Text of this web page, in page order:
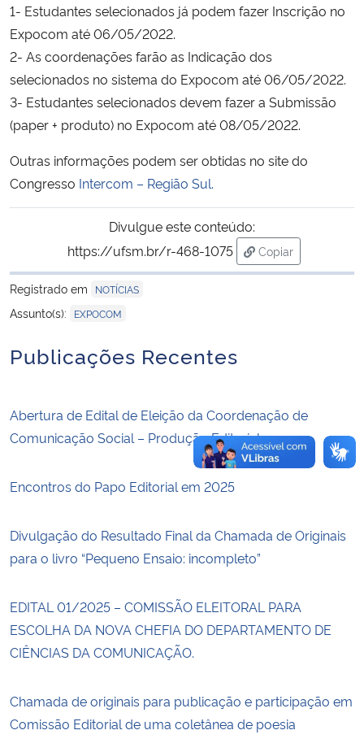
Ministério da Mulher, da Família e dos Direitos Humanos
Secretaria-Geral
Secretaria de Governo
Advocacia-Geral da União
Banco Central do Brasil
Planalto
1- Estudantes selecionados já podem fazer Inscrição no
Expocom até 06/05/2022.
2- As coordenações farão as Indicação dos
selecionados no sistema do Expocom até 06/05/2022.
3- Estudantes selecionados devem fazer a Submissão
(paper + produto) no Expocom até 08/05/2022.
Outras informações podem ser obtidas no site do
Congresso Intercom – Região Sul.
Divulgue este conteúdo:
https://ufsm.br/r-468-1075
Copiar
para área de
Registrado em
NOTÍCIAS
Assunto(s): EXPOCOM
Publicações Recentes
Abertura de Edital de Eleição da Coordenação de
Comunicação Social – Produção Editorial
Encontros do Papo Editorial em 2025
Divulgação do Resultado Final da Chamada de Originais
para o livro “Pequeno Ensaio: incompleto”
EDITAL 01/2025 – COMISSÃO ELEITORAL PARA
ESCOLHA DA NOVA CHEFIA DO DEPARTAMENTO DE
CIÊNCIAS DA COMUNICAÇÃO.
Chamada de originais para publicação e participação em
Comissão Editorial de uma coletânea de poesia